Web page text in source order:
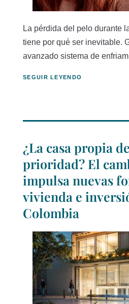
La pérdida del pelo durante
tiene por qué ser inevitable.
avanzado sistema de
SEGUIR LEYENDO
¿La casa propia
prioridad? El
impulsa nuevas
vivienda e
Colombia